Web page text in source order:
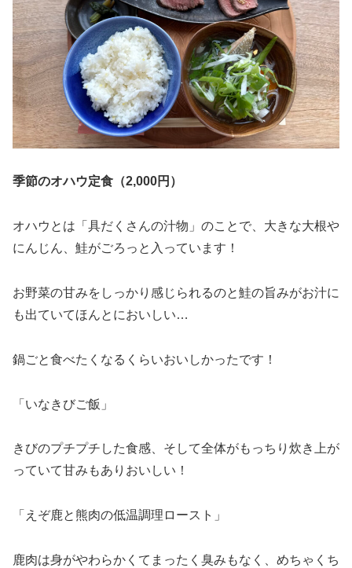
季節のオハウ定食（2,000円）
オハウとは「具だくさんの汁物」のことで、大きな大根や
にんじん、鮭がごろっと入っています！
お野菜の甘みをしっかり感じられるのと鮭の旨みがお汁に
も出ていてほんとにおいしい…
鍋ごと食べたくなるくらいおいしかったです！
「いなきびご飯」
きびのプチプチした食感、そして全体がもっちり炊き上が
っていて甘みもありおいしい！
「えぞ鹿と熊肉の低温調理ロースト」
鹿肉は身がやわらかくてまったく臭みもなく、めちゃくち